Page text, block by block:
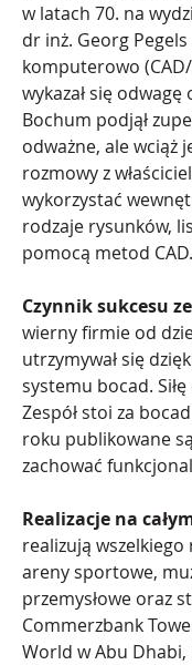
w latach 70. na
dr inż. Georg
komputerowo
wykazał się
Bochum podjął
odważne, ale wciąż
rozmowy z
wykorzystać
rodzaje rysunków,
pomocą metod
Czynnik sukcesu
wierny firmie od
utrzymywał się
systemu bocad.
Zespół stoi za
roku publikowane
zachować
Realizacje na
realizują wszelkiego
areny sportowe,
przemysłowe oraz
Commerzbank
World w Abu Dhabi,